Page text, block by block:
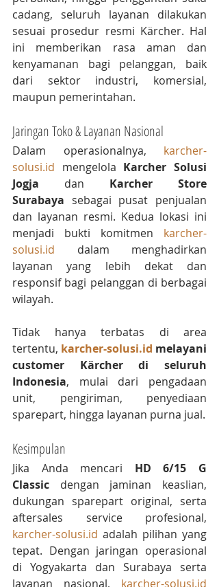
cadang, seluruh layanan dilakukan
sesuai prosedur resmi Kärcher. Hal
ini memberikan rasa aman dan
kenyamanan bagi pelanggan, baik
dari sektor industri, komersial,
maupun pemerintahan.
Jaringan Toko & Layanan Nasional
Dalam operasionalnya, karcher-
solusi.id mengelola Karcher Solusi
Jogja dan Karcher Store
Surabaya sebagai pusat penjualan
dan layanan resmi. Kedua lokasi ini
menjadi bukti komitmen karcher-
solusi.id dalam menghadirkan
layanan yang lebih dekat dan
responsif bagi pelanggan di berbagai
wilayah.
Tidak hanya terbatas di area
tertentu, karcher-solusi.id melayani
customer Kärcher di seluruh
Indonesia, mulai dari pengadaan
unit, pengiriman, penyediaan
sparepart, hingga layanan purna jual.
Kesimpulan
Jika Anda mencari HD 6/15 G
Classic dengan jaminan keaslian,
dukungan sparepart original, serta
karcher-solusi.id adalah pilihan yang
tepat. Dengan jaringan operasional
di Yogyakarta dan Surabaya serta
layanan nasional, karcher-solusi.id